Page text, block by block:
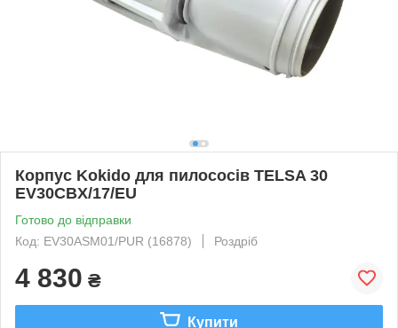
Корпус Kokido для пилососів TELSA 30
EV30CBX/17/EU
Готово до відправки
Код: EV30ASM01/PUR (16878)
Роздріб
4 830 ₴
Купити